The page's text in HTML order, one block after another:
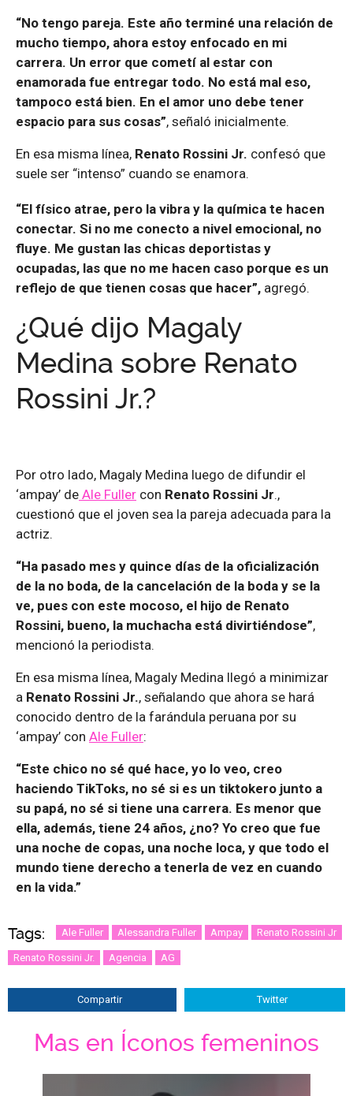
“No tengo pareja. Este año terminé una relación de
mucho tiempo, ahora estoy enfocado en mi
carrera. Un error que cometí al estar con
enamorada fue entregar todo. No está mal eso,
tampoco está bien. En el amor uno debe tener
espacio para sus cosas”, señaló inicialmente.
En esa misma línea, Renato Rossini Jr. confesó que
suele ser “intenso” cuando se enamora.
“El físico atrae, pero la vibra y la química te hacen
conectar. Si no me conecto a nivel emocional, no
fluye. Me gustan las chicas deportistas y
ocupadas, las que no me hacen caso porque es un
reflejo de que tienen cosas que hacer”, agregó.
¿Qué dijo Magaly
Medina sobre Renato
Rossini Jr.?
Por otro lado, Magaly Medina luego de difundir el
‘ampay’ de Ale Fuller con Renato Rossini Jr.,
cuestionó que el joven sea la pareja adecuada para la
actriz.
“Ha pasado mes y quince días de la oficialización
de la no boda, de la cancelación de la boda y se la
ve, pues con este mocoso, el hijo de Renato
Rossini, bueno, la muchacha está divirtiéndose”,
mencionó la periodista.
En esa misma línea, Magaly Medina llegó a minimizar
a Renato Rossini Jr., señalando que ahora se hará
conocido dentro de la farándula peruana por su
‘ampay’ con Ale Fuller:
“Este chico no sé qué hace, yo lo veo, creo
haciendo TikToks, no sé si es un tiktokero junto a
su papá, no sé si tiene una carrera. Es menor que
ella, además, tiene 24 años, ¿no? Yo creo que fue
una noche de copas, una noche loca, y que todo el
mundo tiene derecho a tenerla de vez en cuando
en la vida.”
Tags: Ale Fuller Alessandra Fuller Ampay Renato Rossini Jr
Renato Rossini Jr. Agencia AG
Compartir Twitter
Mas en Íconos femeninos